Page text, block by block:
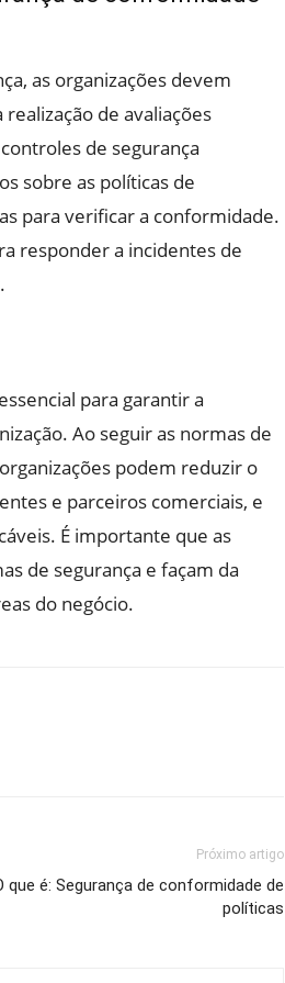
as organizações devem
de avaliações
de segurança
sobre as políticas de
para verificar a conformidade.
responder a incidentes de
para garantir a
Ao seguir as normas de
podem reduzir o
e parceiros comerciais, e
É importante que as
de segurança e façam da
do negócio.
Próximo artigo
que é: Segurança de conformidade de
políticas